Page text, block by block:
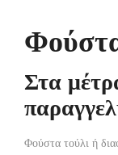
Στα
Φούστα τούλι ή